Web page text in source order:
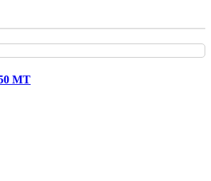
MT